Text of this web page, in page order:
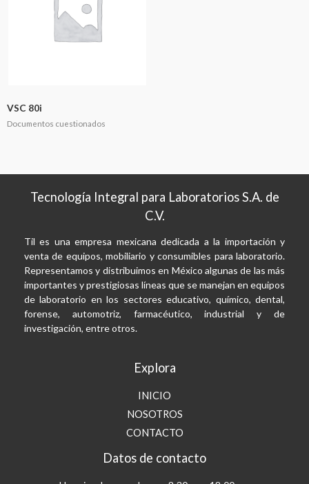
VSC 80i
Documentos cuestionados
Tecnología Integral para Laboratorios S.A. de
C.V.
Til es una empresa mexicana dedicada a la importación y
venta de equipos, mobiliario y consumibles para laboratorio.
Representamos y distribuimos en México algunas de las más
importantes y prestigiosas líneas que se manejan en equipos
de laboratorio en los sectores educativo, químico, dental,
forense, automotriz, farmacéutico, industrial y de
investigación, entre otros.
Explora
INICIO
NOSOTROS
CONTACTO
Datos de contacto